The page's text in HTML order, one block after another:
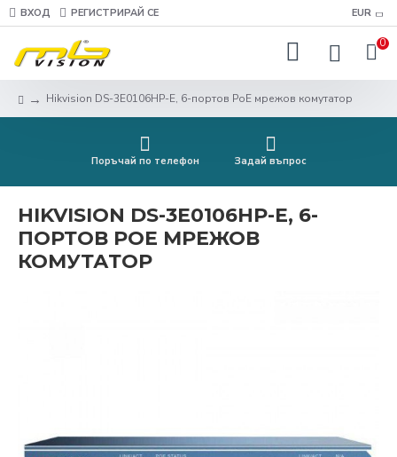
ВХОД РЕГИСТРИРАЙ СЕ EUR
0
Hikvision DS-3E0106HP-E, 6-портов PoE мрежов комутатор
Поръчай по телефон Задай въпрос
HIKVISION DS-3E0106HP-E, 6-
ПОРТОВ POE МРЕЖОВ
КОМУТАТОР